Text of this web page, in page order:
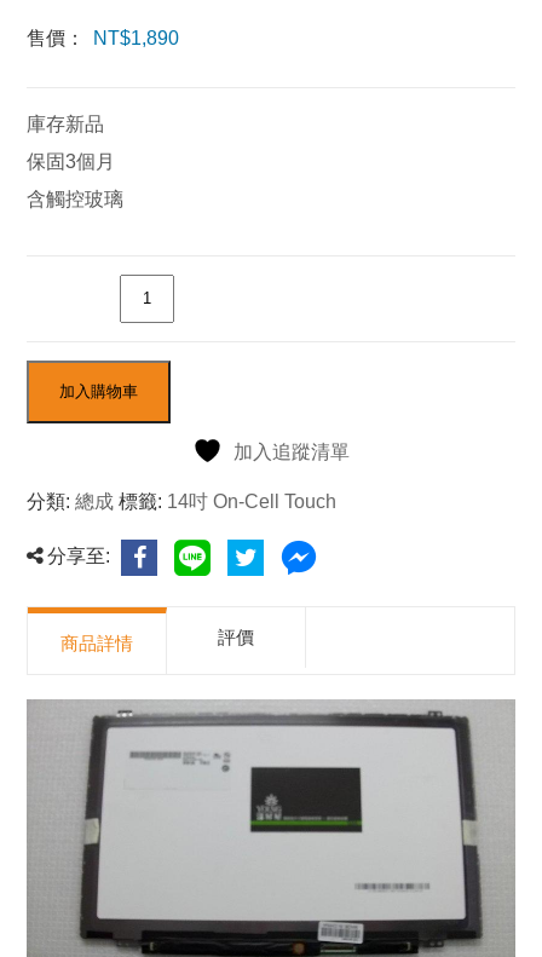
售價： NT$1,890
庫存新品
保固3個月
含觸控玻璃
加入購物車
加入追蹤清單
分類:總成 標籤: 14吋 On-Cell Touch
分享至:
商品詳情 評價